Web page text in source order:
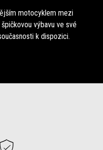
motocyklem mezi
výbavu ve své
k dispozici.